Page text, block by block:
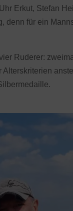
Erkut, Stefan
denn für ein
Ruderer:
Alterskriterien